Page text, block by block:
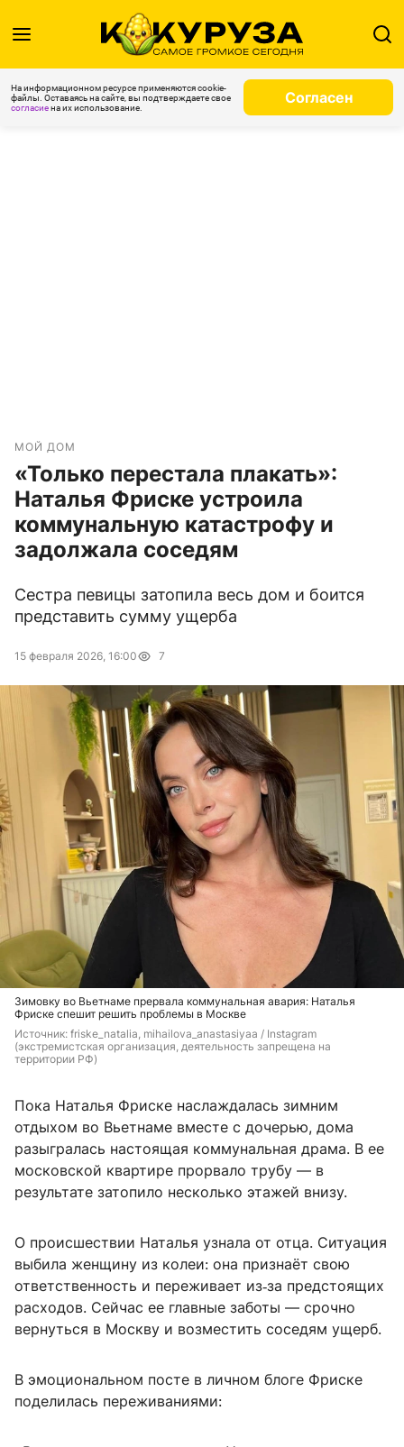
На информационном ресурсе применяются cookie-
файлы. Оставаясь на сайте, вы подтверждаете свое
согласиена их использование.
Согласен
МОЙ ДОМ
«Только перестала плакать»:
Наталья Фриске устроила
коммунальную катастрофу и
задолжала соседям
Сестра певицы затопила весь дом и боится
представить сумму ущерба
15 февраля 2026, 16:00 7
Зимовку во Вьетнаме прервала коммунальная авария: Наталья
Фриске спешит решить проблемы в Москве
Источник: friske_natalia, mihailova_anastasiyaa / Instagram
(экстремистская организация, деятельность запрещена на
территории РФ)
Пока Наталья Фриске наслаждалась зимним
отдыхом во Вьетнаме вместе с дочерью, дома
разыгралась настоящая коммунальная драма. В ее
московской квартире прорвало трубу — в
результате затопило несколько этажей внизу.
О происшествии Наталья узнала от отца. Ситуация
выбила женщину из колеи: она признаёт свою
ответственность и переживает из‑за предстоящих
расходов. Сейчас ее главные заботы — срочно
вернуться в Москву и возместить соседям ущерб.
В эмоциональном посте в личном блоге Фриске
поделилась переживаниями: